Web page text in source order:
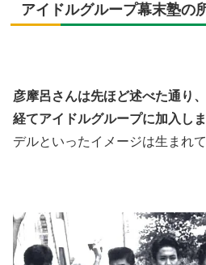
アイドルグループ幕末塾の
彦摩呂さんは先ほど述べた通り
経てアイドルグループに加入しま
デルといったイメージは生まれ